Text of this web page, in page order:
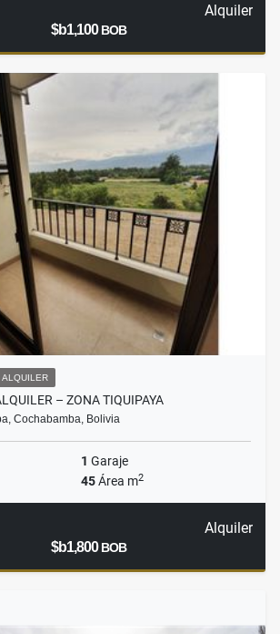
Alquiler
$b1,100BOB
ALQUILER
– ZONA TIQUIPAYA
Cochabamba, Bolivia
1 Garaje
45Área m2
Alquiler
$b1,800BOB